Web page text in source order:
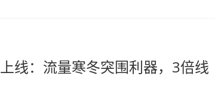
线：流量寒冬突围利器，3倍线